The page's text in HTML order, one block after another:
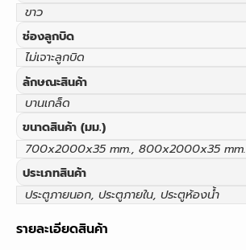
ขาว
ช่องลูกบิด
ไม่เจาะลูกบิด
ลักษณะสินค้า
บานเกล็ด
ขนาดสินค้า (มม.)
700x2000x35 mm., 800x2000x35 mm.
ประเภทสินค้า
ประตูภายนอก, ประตูภายใน, ประตูห้องน้ำ
รายละเอียดสินค้า